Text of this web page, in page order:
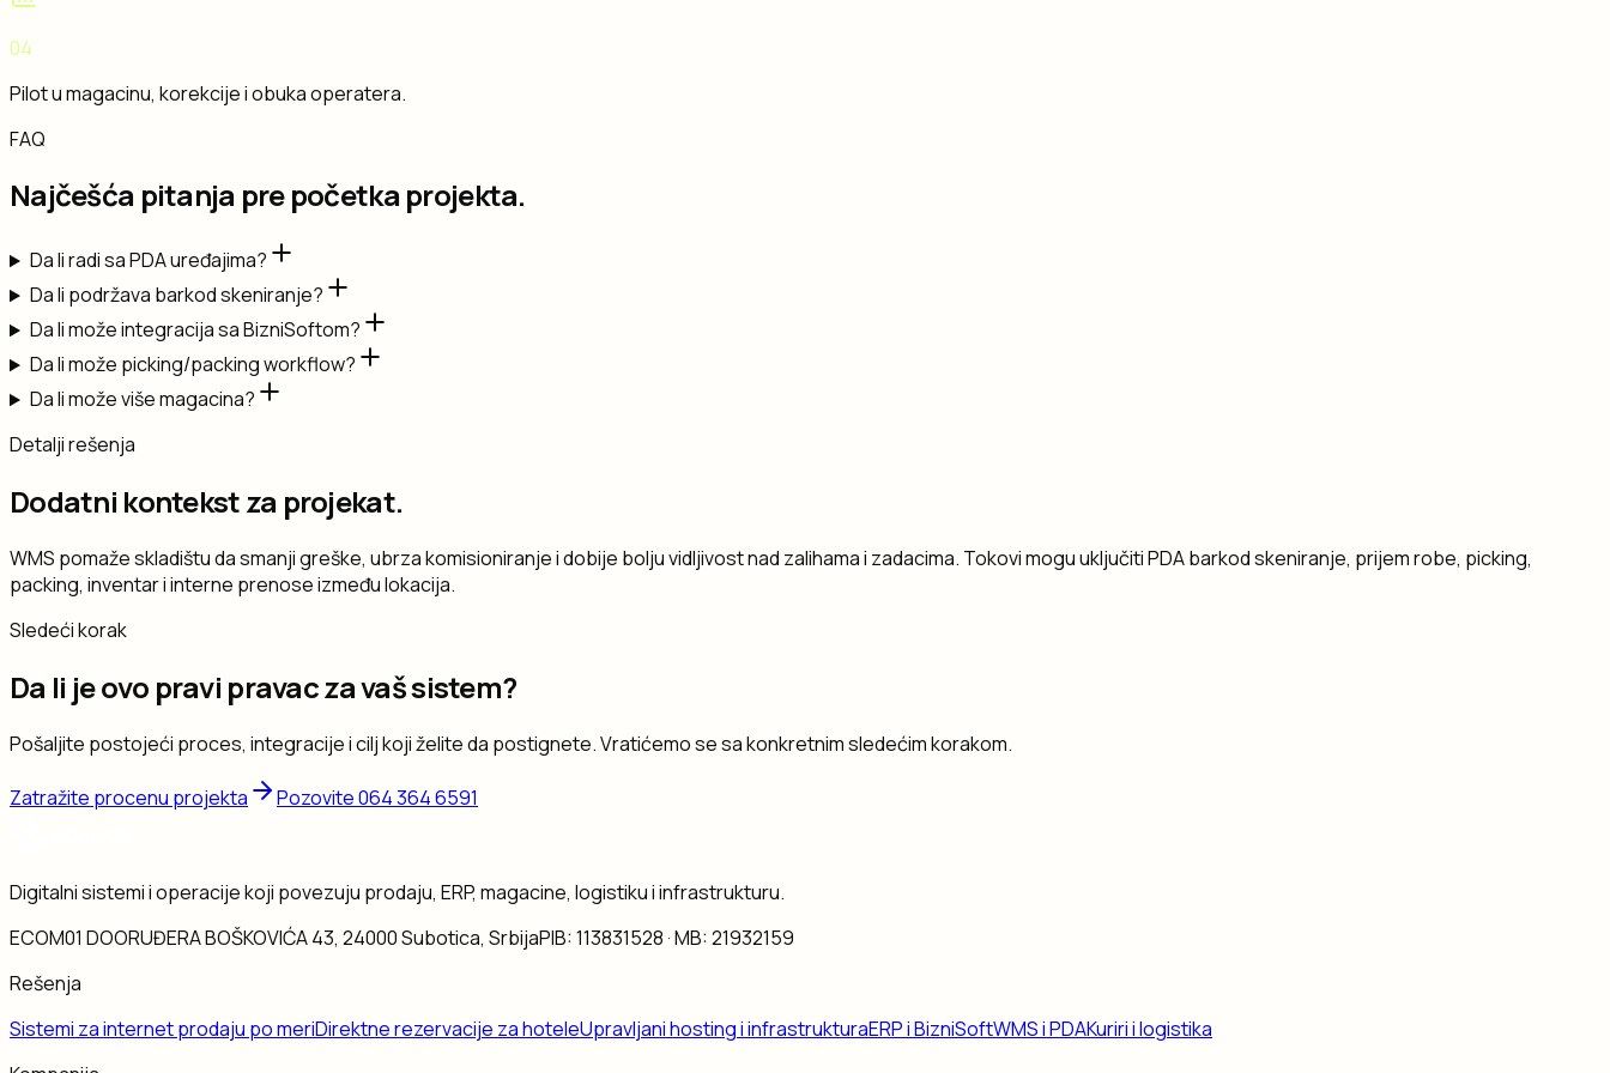
04
Pilot u magacinu, korekcije i obuka operatera.
FAQ
Najčešća pitanja pre početka projekta.
Da li radi sa PDA uređajima?
Da li podržava barkod skeniranje?
Da li može integracija sa BizniSoftom?
Da li može picking/packing workflow?
Da li može više magacina?
Detalji rešenja
Dodatni kontekst za projekat.
WMS pomaže skladištu da smanji greške, ubrza komisioniranje i dobije bolju vidljivost nad zalihama i zadacima. Tokovi mogu uključiti PDA barkod skeniranje, prijem robe, picking,
packing, inventar i interne prenose između lokacija.
Sledeći korak
Da li je ovo pravi pravac za vaš sistem?
Pošaljite postojeći proces, integracije i cilj koji želite da postignete. Vratićemo se sa konkretnim sledećim korakom.
Zatražite procenu projekta Pozovite064 364 6591
Digitalni sistemi i operacije koji povezuju prodaju, ERP, magacine, logistiku i infrastrukturu.
ECOM01 DOORUĐERA BOŠKOVIĆA 43, 24000 Subotica, SrbijaPIB:113831528· MB:21932159
Rešenja
Sistemi za internet prodaju po meriDirektne rezervacije za hoteleUpravljani hosting i infrastrukturaERP i BizniSoftWMS i PDAKuriri i logistika